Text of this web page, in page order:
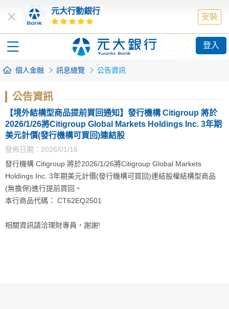
元大行動銀行
安裝
登入
個人金融 訊息總覽 公告資訊
公告資訊
【境外結構型商品提前買回通知】發行機構 Citigroup 將於
2026/1/26將Citigroup Global Markets Holdings Inc. 3年期
美元計價(發行機構可買回)連結股
發佈日期：2026/01/16
發行機構 Citigroup 將於2026/1/26將Citigroup Global Markets
Holdings Inc. 3年期美元計價(發行機構可買回)連結股權結構型商品
(無擔保)進行提前買回。
本行商品代碼： CT62EQ2501
相關資訊請洽理財專員，謝謝!